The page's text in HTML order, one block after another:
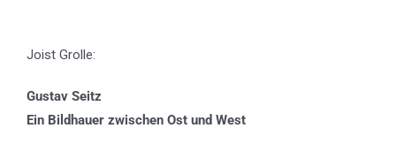
Joist Grolle:
Gustav Seitz
Ein Bildhauer zwischen Ost und West